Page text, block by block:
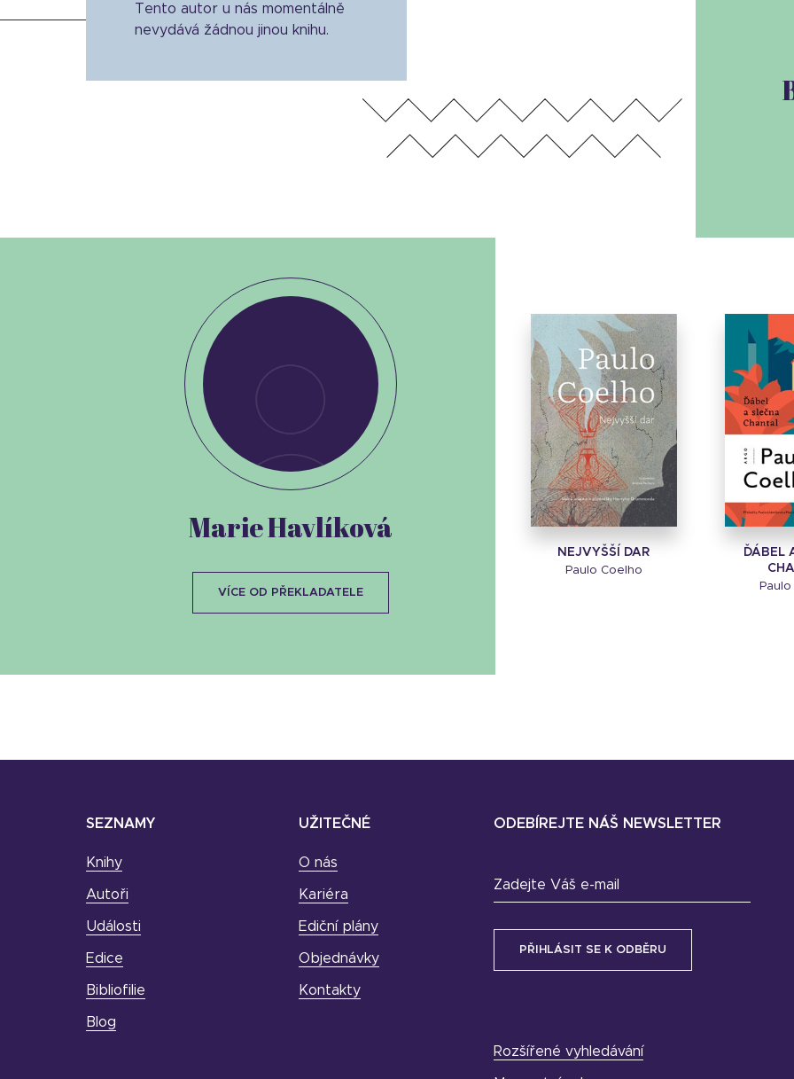
Tento autor u nás momentálně
nevydává žádnou jinou knihu.
NEJVYŠŠÍ DAR
Paulo Coelho
ĎÁBEL
Marie Havlíková
VÍCE OD PŘEKLADATELE
SEZNAMY
Knihy
Autoři
Události
Edice
Bibliofilie
Blog
UŽITEČNÉ
O nás
Kariéra
Ediční plány
Objednávky
Kontakty
ODEBÍREJTE NÁŠ NEWSLETTER
Zadejte Váš e-mail
Rozšířené vyhledávání